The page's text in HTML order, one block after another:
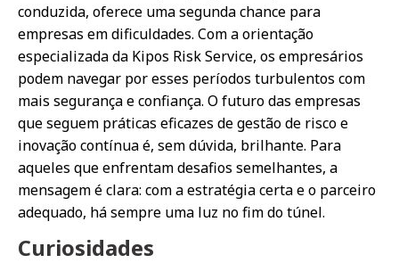
conduzida, oferece uma segunda chance para
empresas em dificuldades. Com a orientação
especializada da Kipos Risk Service, os empresários
podem navegar por esses períodos turbulentos com
mais segurança e confiança. O futuro das empresas
que seguem práticas eficazes de gestão de risco e
inovação contínua é, sem dúvida, brilhante. Para
aqueles que enfrentam desafios semelhantes, a
mensagem é clara: com a estratégia certa e o parceiro
adequado, há sempre uma luz no fim do túnel.
Curiosidades